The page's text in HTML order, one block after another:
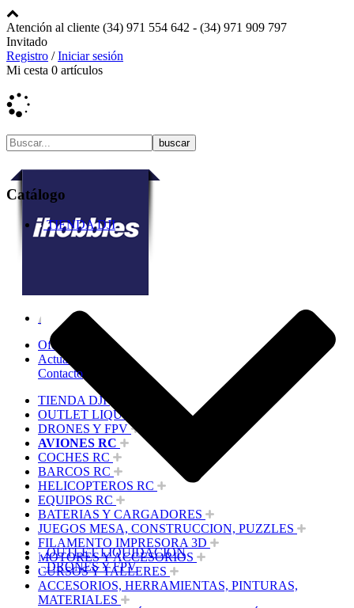
Atención al cliente (34) 971 554 642 - (34) 971 909 797
Invitado
Registro /Iniciar sesión
Mi cesta 0 artículos
Ofertas
Actualidad
Contacto
TIENDA DJI
OUTLET LIQUIDACION
DRONES Y FPV
AVIONES RC
COCHES RC
BARCOS RC
HELICOPTEROS RC
EQUIPOS RC
BATERIAS Y CARGADORES
JUEGOS MESA, CONSTRUCCION, PUZZLES
FILAMENTO IMPRESORA 3D
MOTORES Y ACCESORIOS
CURSOS Y TALLERES
ACCESORIOS, HERRAMIENTAS, PINTURAS,
MATERIALES
Catálogo
TIENDA DJI
OUTLET LIQUIDACION
DRONES Y FPV